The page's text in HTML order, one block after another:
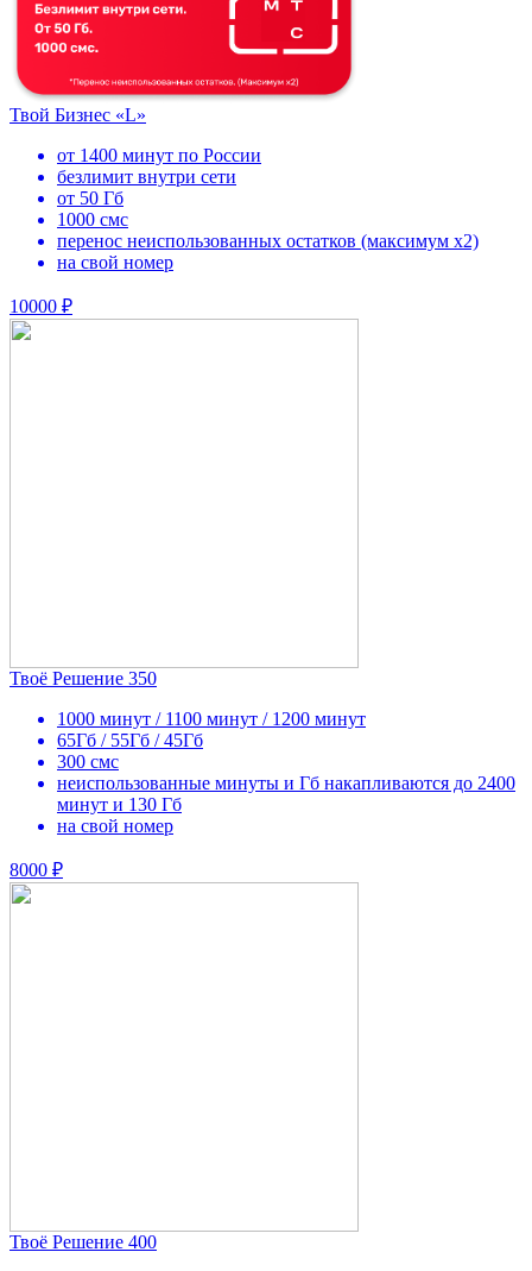
Твой Бизнес «L»
от 1400 минут по России
безлимит внутри сети
от 50 Гб
1000 смс
перенос неиспользованных остатков (максимум х2)
на свой номер
10000 ₽
Твоё Решение 350
1000 минут / 1100 минут / 1200 минут
65Гб / 55Гб / 45Гб
300 смс
неиспользованные минуты и Гб накапливаются до 2400
минут и 130 Гб
на свой номер
8000 ₽
Твоё Решение 400